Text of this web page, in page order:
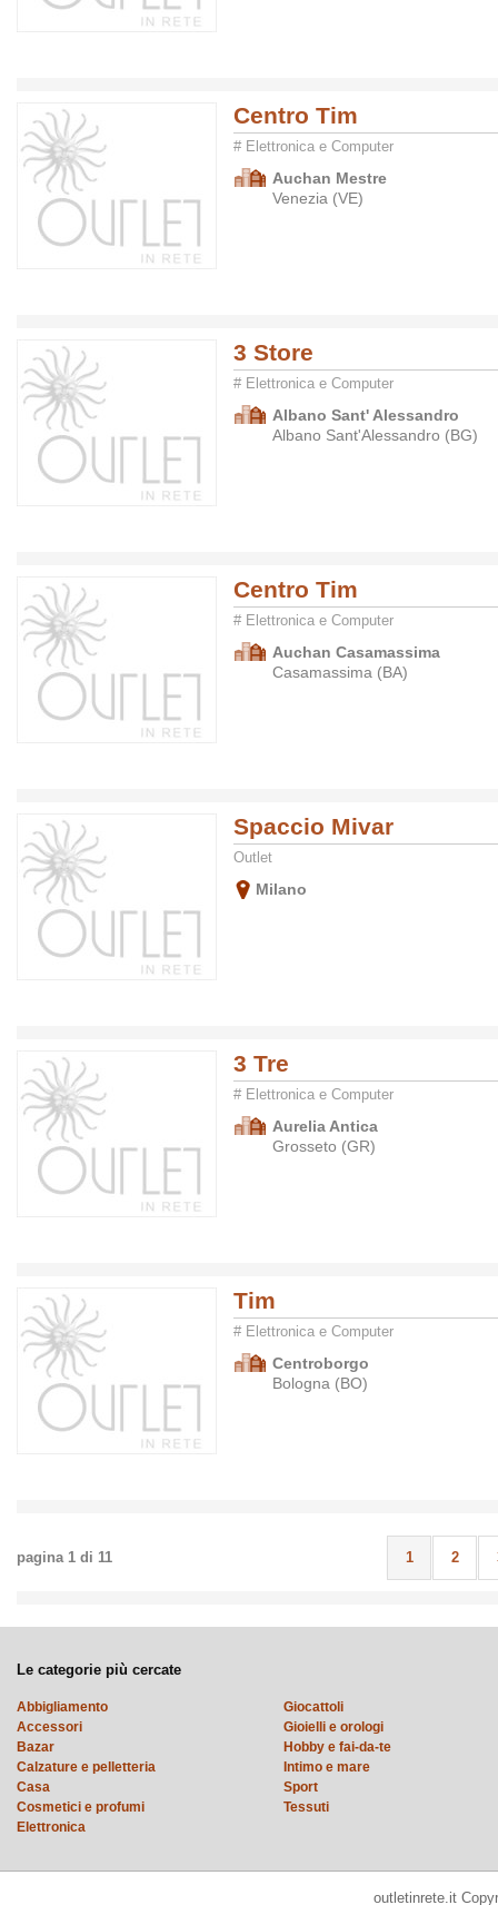
Centro Tim
# Elettronica e Computer
Auchan Mestre
Venezia (VE)
3 Store
# Elettronica e Computer
Albano Sant' Alessandro
Albano Sant'Alessandro (BG)
Centro Tim
# Elettronica e Computer
Auchan Casamassima
Casamassima (BA)
Spaccio Mivar
Outlet
Milano
3 Tre
# Elettronica e Computer
Aurelia Antica
Grosseto (GR)
Tim
# Elettronica e Computer
Centroborgo
Bologna (BO)
pagina 1 di 11 1 2
Le categorie più cercate
Abbigliamento
Accessori
Bazar
Calzature e pelletteria
Casa
Cosmetici e profumi
Elettronica
Giocattoli
Gioielli e orologi
Hobby e fai-da-te
Intimo e mare
Sport
Tessuti
outletinrete.it